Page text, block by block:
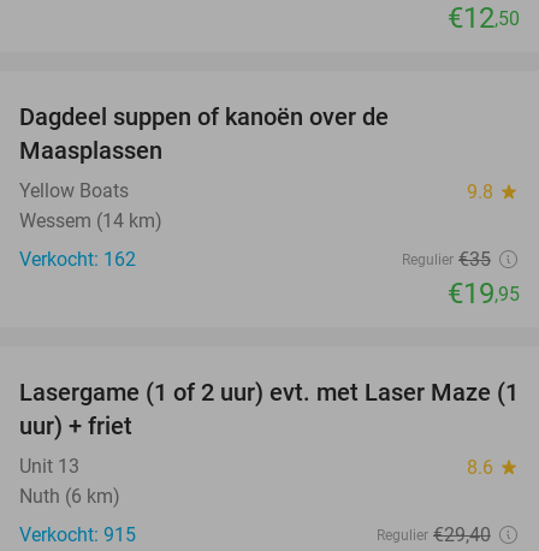
€12,50
Dagdeel suppen of kanoën over de
Maasplassen
Yellow Boats 9.8 star
Wessem (14 km)
Verkocht: 162
Regulier €35
€19,95
22%
Lasergame (1 of 2 uur) evt. met Laser Maze (1
uur) + friet
Unit 13 8.6 star
Nuth (6 km)
Verkocht: 915
Regulier €29,40